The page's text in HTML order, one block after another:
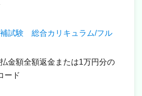
試験 総合カリキュラム/フル
金額全額返金または1万円分の
ード